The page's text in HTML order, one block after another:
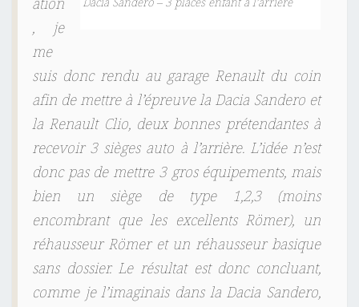
ation
, je
me
suis donc rendu au garage Renault du coin
afin de mettre à l’épreuve la Dacia Sandero et
la Renault Clio, deux bonnes prétendantes à
recevoir 3 sièges auto à l’arrière. L’idée n’est
donc pas de mettre 3 gros équipements, mais
bien un siège de type 1,2,3 (moins
encombrant que les excellents Römer), un
réhausseur Römer et un réhausseur basique
sans dossier. Le résultat est donc concluant,
comme je l’imaginais dans la Dacia Sandero,